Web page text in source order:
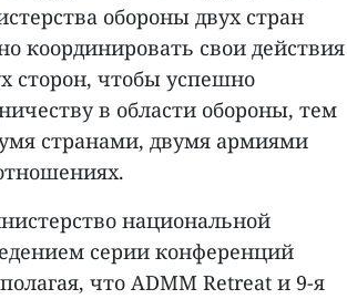
обороны двух стран
координировать свои действия
сторон, чтобы успешно
в области обороны, тем
странами, двумя армиями
национальной
серии конференций
что ADMM Retreat и 9-я